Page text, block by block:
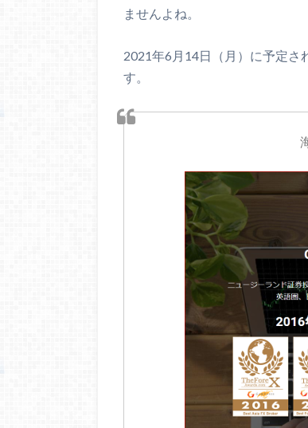
ませんよね。
2021年6月14日（月）に予定さ
す。